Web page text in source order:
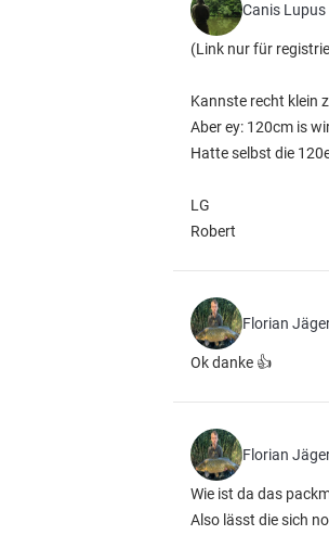
Canis Lupus
(Link nur für
Kannste recht klein
Aber ey: 120cm is
Hatte selbst die
LG
Robert
Florian
Ok danke 👍
Florian
Wie ist da das
Also lässt die sich